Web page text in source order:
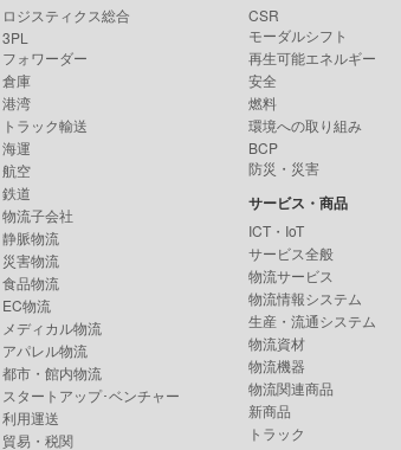
ロジスティクス総合
3PL
フォワーダー
倉庫
港湾
トラック輸送
海運
航空
鉄道
物流子会社
静脈物流
災害物流
食品物流
EC物流
メディカル物流
アパレル物流
都市・館内物流
スタートアップ･ベンチャー
利用運送
貿易・税関
CSR
モーダルシフト
再生可能エネルギー
安全
燃料
環境への取り組み
BCP
防災・災害
サービス・商品
ICT・IoT
サービス全般
物流サービス
物流情報システム
生産・流通システム
物流資材
物流機器
物流関連商品
新商品
トラック